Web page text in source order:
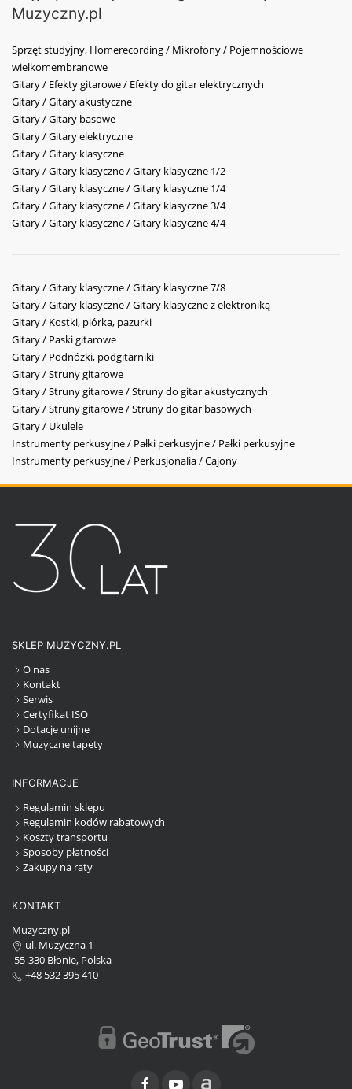
Muzyczny.pl
Sprzęt studyjny, Homerecording / Mikrofony / Pojemnościowe
wielkomembranowe
Gitary / Efekty gitarowe / Efekty do gitar elektrycznych
Gitary / Gitary akustyczne
Gitary / Gitary basowe
Gitary / Gitary elektryczne
Gitary / Gitary klasyczne
Gitary / Gitary klasyczne / Gitary klasyczne 1/2
Gitary / Gitary klasyczne / Gitary klasyczne 1/4
Gitary / Gitary klasyczne / Gitary klasyczne 3/4
Gitary / Gitary klasyczne / Gitary klasyczne 4/4
Gitary / Gitary klasyczne / Gitary klasyczne 7/8
Gitary / Gitary klasyczne / Gitary klasyczne z elektroniką
Gitary / Kostki, piórka, pazurki
Gitary / Paski gitarowe
Gitary / Podnóżki, podgitarniki
Gitary / Struny gitarowe
Gitary / Struny gitarowe / Struny do gitar akustycznych
Gitary / Struny gitarowe / Struny do gitar basowych
Gitary / Ukulele
Instrumenty perkusyjne / Pałki perkusyjne / Pałki perkusyjne
Instrumenty perkusyjne / Perkusjonalia / Cajony
SKLEP MUZYCZNY.PL
O nas
Kontakt
Serwis
Certyfikat ISO
Dotacje unijne
Muzyczne tapety
INFORMACJE
Regulamin sklepu
Regulamin kodów rabatowych
Koszty transportu
Sposoby płatności
Zakupy na raty
KONTAKT
Muzyczny.pl
ul. Muzyczna 1
55-330 Błonie, Polska
+48 532 395 410